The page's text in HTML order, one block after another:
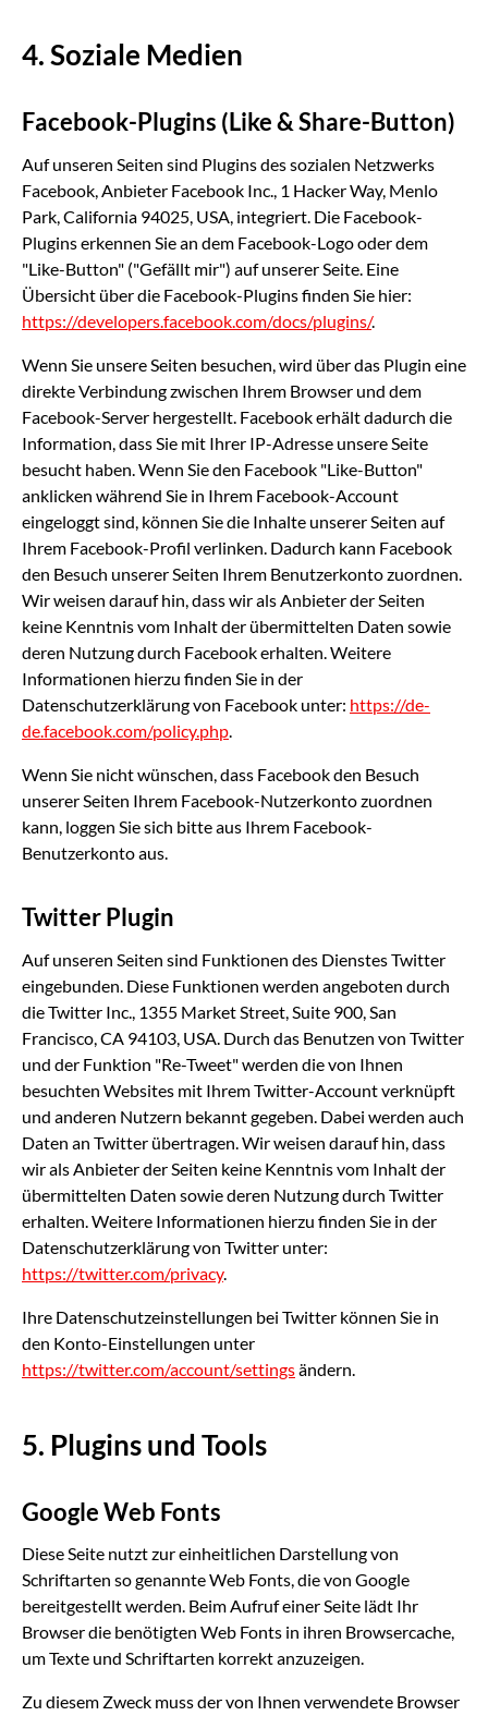
4. Soziale Medien
Facebook-Plugins (Like & Share-Button)
Auf unseren Seiten sind Plugins des sozialen Netzwerks
Facebook, Anbieter Facebook Inc., 1 Hacker Way, Menlo
Park, California 94025, USA, integriert. Die Facebook-
Plugins erkennen Sie an dem Facebook-Logo oder dem
"Like-Button" ("Gefällt mir") auf unserer Seite. Eine
Übersicht über die Facebook-Plugins finden Sie hier:
https://developers.facebook.com/docs/plugins/.
Wenn Sie unsere Seiten besuchen, wird über das Plugin eine
direkte Verbindung zwischen Ihrem Browser und dem
Facebook-Server hergestellt. Facebook erhält dadurch die
Information, dass Sie mit Ihrer IP-Adresse unsere Seite
besucht haben. Wenn Sie den Facebook "Like-Button"
anklicken während Sie in Ihrem Facebook-Account
eingeloggt sind, können Sie die Inhalte unserer Seiten auf
Ihrem Facebook-Profil verlinken. Dadurch kann Facebook
den Besuch unserer Seiten Ihrem Benutzerkonto zuordnen.
Wir weisen darauf hin, dass wir als Anbieter der Seiten
keine Kenntnis vom Inhalt der übermittelten Daten sowie
deren Nutzung durch Facebook erhalten. Weitere
Informationen hierzu finden Sie in der
Datenschutzerklärung von Facebook unter: https://de-
de.facebook.com/policy.php.
Wenn Sie nicht wünschen, dass Facebook den Besuch
unserer Seiten Ihrem Facebook-Nutzerkonto zuordnen
kann, loggen Sie sich bitte aus Ihrem Facebook-
Benutzerkonto aus.
Twitter Plugin
Auf unseren Seiten sind Funktionen des Dienstes Twitter
eingebunden. Diese Funktionen werden angeboten durch
die Twitter Inc., 1355 Market Street, Suite 900, San
Francisco, CA 94103, USA. Durch das Benutzen von Twitter
und der Funktion "Re-Tweet" werden die von Ihnen
besuchten Websites mit Ihrem Twitter-Account verknüpft
und anderen Nutzern bekannt gegeben. Dabei werden auch
Daten an Twitter übertragen. Wir weisen darauf hin, dass
wir als Anbieter der Seiten keine Kenntnis vom Inhalt der
übermittelten Daten sowie deren Nutzung durch Twitter
erhalten. Weitere Informationen hierzu finden Sie in der
Datenschutzerklärung von Twitter unter:
https://twitter.com/privacy.
Ihre Datenschutzeinstellungen bei Twitter können Sie in
den Konto-Einstellungen unter
https://twitter.com/account/settingsändern.
5. Plugins und Tools
Google Web Fonts
Diese Seite nutzt zur einheitlichen Darstellung von
Schriftarten so genannte Web Fonts, die von Google
bereitgestellt werden. Beim Aufruf einer Seite lädt Ihr
Browser die benötigten Web Fonts in ihren Browsercache,
um Texte und Schriftarten korrekt anzuzeigen.
Zu diesem Zweck muss der von Ihnen verwendete Browser